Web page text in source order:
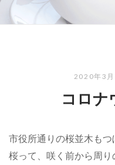
2020年3
コロナ
市役所通りの桜並木もつ
桜って、咲く前から周